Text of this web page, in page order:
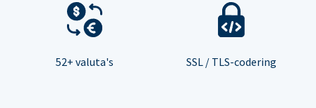
52+ valuta's SSL / TLS-codering